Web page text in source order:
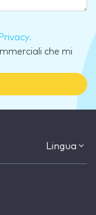
.
che mi
Lingua